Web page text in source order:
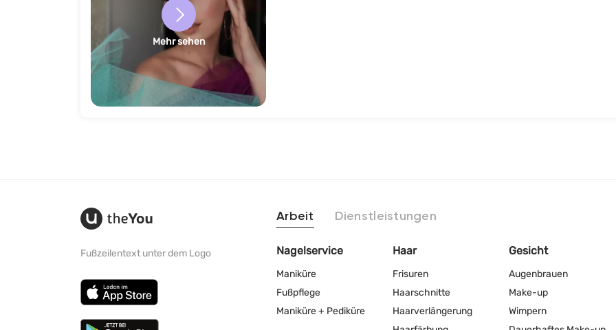
Mehr sehen
Fußzeilentext unter dem Logo
Arbeit Dienstleistungen
Nagelservice
Maniküre
Fußpflege
Maniküre + Pediküre
Haar
Frisuren
Haarschnitte
Haarverlängerung
Gesicht
Augenbrauen
Make-up
Wimpern